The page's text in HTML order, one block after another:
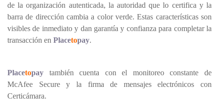
de la organización autenticada, la autoridad que lo certifica y la
barra de dirección cambia a color verde. Estas características son
visibles de inmediato y dan garantía y confianza para completar la
transacción en Placetopay.
Placetopay
también cuenta con el monitoreo constante de
McAfee Secure y la firma de mensajes electrónicos con
Certicámara.